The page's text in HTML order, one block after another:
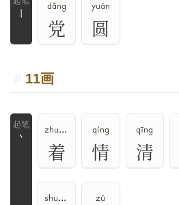
dǎng
党
yuán
圆
11画
丶
zhuó、zháo、zhāo、zhe
着
qíng
情
qīng
清
shuài、lǜ zú